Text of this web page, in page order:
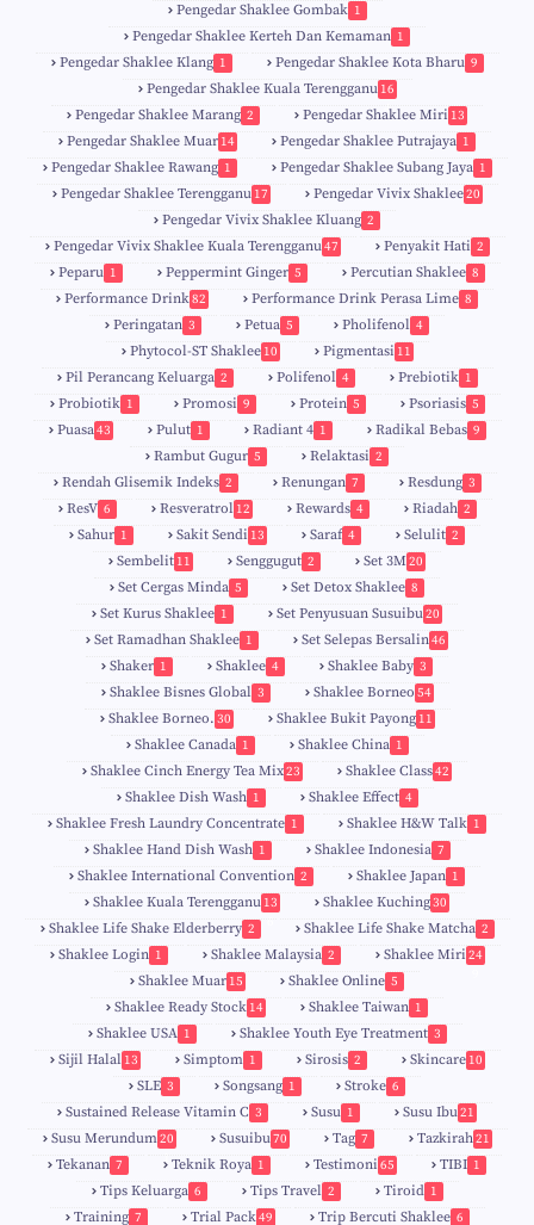
Pengedar Shaklee Gombak 1
Pengedar Shaklee Kerteh Dan Kemaman 1
Pengedar Shaklee Klang 1 Pengedar Shaklee Kota Bharu 9
Pengedar Shaklee Kuala Terengganu 16
4
Pengedar Shaklee Marang 2 Pengedar Shaklee Miri 13
1
Pengedar Shaklee Muar 14
0
Pengedar Shaklee Putrajaya 1
Pengedar Shaklee Rawang 1 Pengedar Shaklee Subang Jaya 1
Pengedar Shaklee Terengganu 17 Pengedar Vivix Shaklee20
Pengedar Vivix Shaklee Kluang 2
Pengedar Vivix Shaklee Kuala Terengganu47 Penyakit Hati 2
Peparu 1 Peppermint Ginger 5 Percutian Shaklee 8
Performance Drink82 Performance Drink Perasa Lime 8
Peringatan 3 Petua 5 Pholifenol 4
Phytocol-ST Shaklee 10 Pigmentasi 11
Pil Perancang Keluarga 2 Polifenol 4 Prebiotik 1
Probiotik 1 Promosi 9 Protein 5 Psoriasis 5
Puasa43 Pulut 1 Radiant 4 1 Radikal Bebas 9
Rambut Gugur 5 Relaktasi 2
Rendah Glisemik Indeks 2 Renungan 7 Resdung 3
ResV 6 Resveratrol 12 Rewards 4 Riadah 2
Sahur 1 Sakit Sendi 13 Saraf 4 Selulit 2
Sembelit 11 Senggugut 2 Set 3M20
Set Cergas Minda 5 Set Detox Shaklee 8
Set Kurus Shaklee 1 Set Penyusuan Susuibu20
Set Ramadhan Shaklee 1 Set Selepas Bersalin46
Shaker 1 Shaklee 4 Shaklee Baby 3
Shaklee Bisnes Global 3 Shaklee Borneo 54
Shaklee Borneo. 30 Shaklee Bukit Payong 11
Shaklee Canada 1 Shaklee China 1
Shaklee Cinch Energy Tea Mix23 Shaklee Class42
Shaklee Dish Wash 1 Shaklee Effect 4
Shaklee Fresh Laundry Concentrate 1 Shaklee H&W Talk 1
Shaklee Hand Dish Wash 1 Shaklee Indonesia 7
Shaklee International Convention 2 Shaklee Japan 1
Shaklee Kuala Terengganu 13
Shaklee Kuching30
Shaklee Life Shake Elderberry 2 Shaklee Life Shake Matcha 2
Shaklee Login 1 Shaklee Malaysia 2 Shaklee Miri 24
Shaklee Muar 15
8
Shaklee Online 5
Shaklee Ready Stock 14 Shaklee Taiwan 1
Shaklee USA 1 Shaklee Youth Eye Treatment 3
Sijil Halal 13 Simptom 1 Sirosis 2 Skincare 10
SLE 3 Songsang 1 Stroke 6
Sustained Release Vitamin C 3 Susu 1 Susu Ibu21
0
Susu Merundum20
Susuibu70 Tag 7 Tazkirah21
7
Tekanan 7 Teknik Roya 1 Testimoni 65
5
TIBI 1
Tips Keluarga 6 Tips Travel 2 Tiroid 1
Training 7 Trial Pack49 Trip Bercuti Shaklee 6